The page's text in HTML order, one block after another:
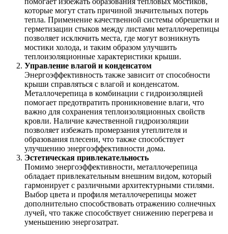
которые могут стать причиной значительных потерь
тепла. Применение качественной системы обрешетки и
герметизации стыков между листами металлочерепицы
позволяет исключить места, где могут возникнуть
мостики холода, и таким образом улучшить
теплоизоляционные характеристики крыши.
Управление влагой и конденсатом
Энергоэффективность также зависит от способности
крыши справляться с влагой и конденсатом.
Металлочерепица в комбинации с гидроизоляцией
помогает предотвратить проникновение влаги, что
важно для сохранения теплоизоляционных свойств
кровли. Наличие качественной гидроизоляции
позволяет избежать промерзания утеплителя и
образования плесени, что также способствует
улучшению энергоэффективности дома.
Эстетическая привлекательность
Помимо энергоэффективности, металлочерепица
обладает привлекательным внешним видом, который
гармонирует с различными архитектурными стилями.
Выбор цвета и профиля металлочерепицы может
дополнительно способствовать отражению солнечных
лучей, что также способствует снижению перегрева и
уменьшению энергозатрат.